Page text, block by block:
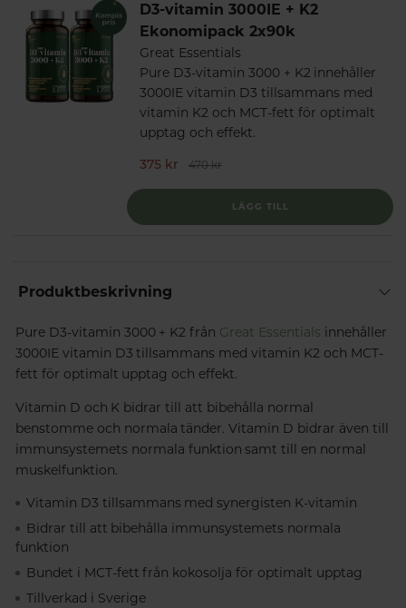
D3-vitamin 3000IE + K2
Ekonomipack 2x90k
Great Essentials
Pure D3-vitamin 3000 + K2 innehåller
3000IE vitamin D3 tillsammans med
vitamin K2 och MCT-fett för optimalt
upptag och effekt.
375 kr
470 kr
LÄGG TILL
Produktbeskrivning
Pure D3-vitamin 3000 + K2 från Great Essentials innehåller
3000IE vitamin D3 tillsammans med vitamin K2 och MCT-
fett för optimalt upptag och effekt.
Vitamin D och K bidrar till att bibehålla normal
benstomme och normala tänder. Vitamin D bidrar även till
immunsystemets normala funktion samt till en normal
muskelfunktion.
Vitamin D3 tillsammans med synergisten K-vitamin
Bidrar till att bibehålla immunsystemets normala
funktion
Bundet i MCT-fett från kokosolja för optimalt upptag
Tillverkad i Sverige